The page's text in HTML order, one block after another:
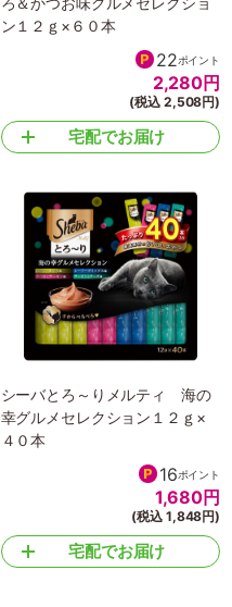
ン１２ｇ×６０本
22ポイント
2,280円
(税込 2,508円)
宅配でお届け
シーバとろ～りメルティ 海の
幸グルメセレクション１２ｇ×
４０本
16ポイント
1,680円
(税込 1,848円)
宅配でお届け